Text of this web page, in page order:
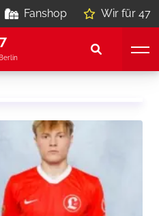
Fanshop Wir für 47